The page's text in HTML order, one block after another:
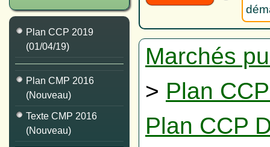
Plan CCP 2019
(01/04/19)
Plan CMP 2016
(Nouveau)
Texte CMP 2016
(Nouveau)
Marchés
> Plan
Plan CCP